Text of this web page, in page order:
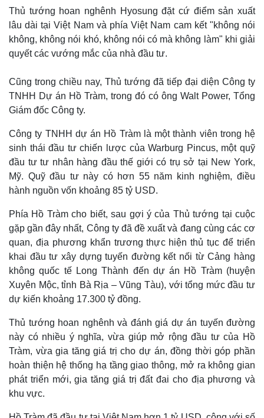
Thủ tướng hoan nghênh Hyosung đặt cứ điểm sản xuất
lâu dài tại Việt Nam và phía Việt Nam cam kết "không nói
không, không nói khó, không nói có mà không làm" khi giải
quyết các vướng mắc của nhà đầu tư.
Cũng trong chiều nay, Thủ tướng đã tiếp đại diện Công ty
TNHH Dự án Hồ Tràm, trong đó có ông Walt Power, Tổng
Giám đốc Công ty.
Công ty TNHH dự án Hồ Tràm là một thành viên trong hệ
sinh thái đầu tư chiến lược của Warburg Pincus, một quỹ
đầu tư tư nhân hàng đầu thế giới có trụ sở tại New York,
Mỹ. Quỹ đầu tư này có hơn 55 năm kinh nghiệm, điều
hành nguồn vốn khoảng 85 tỷ USD.
Phía Hồ Tràm cho biết, sau gợi ý của Thủ tướng tại cuộc
gặp gần đây nhất, Công ty đã đề xuất và đang cùng các cơ
quan, địa phương khẩn trương thực hiện thủ tục để triển
khai đầu tư xây dựng tuyến đường kết nối từ Cảng hàng
không quốc tế Long Thành đến dự án Hồ Tràm (huyện
Xuyên Mộc, tỉnh Bà Rịa – Vũng Tàu), với tổng mức đầu tư
dự kiến khoảng 17.300 tỷ đồng.
Thủ tướng hoan nghênh và đánh giá dự án tuyến đường
này có nhiều ý nghĩa, vừa giúp mở rộng đầu tư của Hồ
Tràm, vừa gia tăng giá trị cho dự án, đồng thời góp phần
hoàn thiện hệ thống hạ tầng giao thông, mở ra không gian
phát triển mới, gia tăng giá trị đất đai cho địa phương và
khu vực.